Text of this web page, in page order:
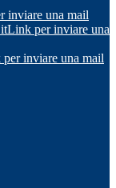
inviare una mail
Link per inviare una
inviare una mail